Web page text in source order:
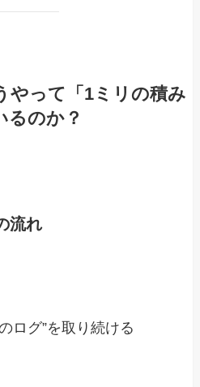
やって「1ミリの積み
るのか？
流れ
ログ”を取り続ける